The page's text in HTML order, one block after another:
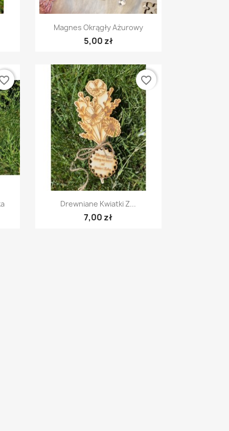
Szybki podgląd
Magnes Okrągły Ażurowy
5,00 zł
Szybki podgląd
Drewniane Kwiatki Z...
7,00 zł
favorite_border